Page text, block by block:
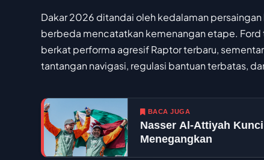
Dakar 2026 ditandai oleh kedalaman
berbeda mencatatkan kemenangan etape.
berkat performa agresif Raptor terbaru,
tantangan navigasi, regulasi bantuan terbatas,
BACA JUGA
Nasser Al-Attiyah
Menegangkan